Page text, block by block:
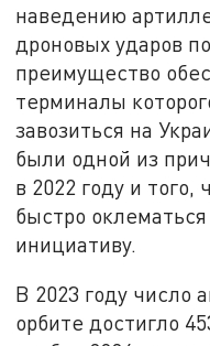
наведению
дроновых ударов
преимущество
терминалы
завозиться на
были одной из
в 2022 году и
быстро
инициативу.
В 2023 году число
орбите достигло